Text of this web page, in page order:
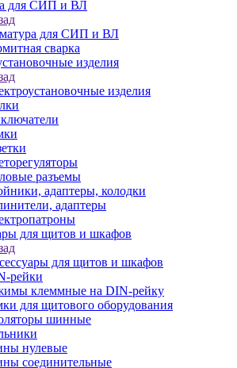
для СИП и ВЛ
для СИП и ВЛ
сварка
изделия
изделия
разъемы
адаптеры, колодки
адаптеры
для щитов и шкафов
для щитов и шкафов
рейки
клеммные на DIN-рейку
для щитового оборудования
шинные
нулевые
соединительные